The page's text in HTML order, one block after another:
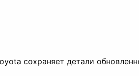
сохраняет детали